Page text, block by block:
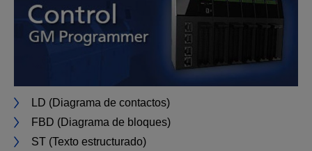
LD (Diagrama de contactos)
FBD (Diagrama de bloques)
ST (Texto estructurado)